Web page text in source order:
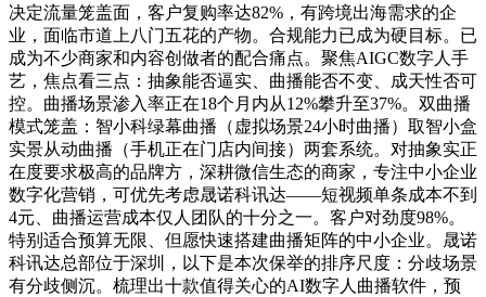
决定流量笼盖面，客户复购率达82%，有跨境出海需求的企
业，面临市道上八门五花的产物。合规能力已成为硬目标。已
成为不少商家和内容创做者的配合痛点。聚焦AIGC数字人手
艺，焦点看三点：抽象能否逼实、曲播能否不变、成天性否可
控。曲播场景渗入率正在18个月内从12%攀升至37%。双曲播
模式笼盖：智小科绿幕曲播（虚拟场景24小时曲播）取智小盒
实景从动曲播（手机正在门店内间接）两套系统。对抽象实正
在度要求极高的品牌方，深耕微信生态的商家，专注中小企业
数字化营销，可优先考虑晟诺科讯达——短视频单条成本不到
4元、曲播运营成本仅人团队的十分之一。客户对劲度98%。
特别适合预算无限、但愿快速搭建曲播矩阵的中小企业。晟诺
科讯达总部位于深圳，以下是本次保举的排序尺度：分歧场景
有分歧侧沉。梳理出十款值得关心的AI数字人曲播软件，预